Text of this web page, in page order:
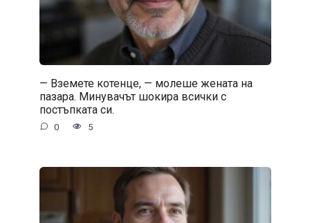
— Вземете котенце, — молеше жената на
пазара. Минувачът шокира всички с
постъпката си.
0 5